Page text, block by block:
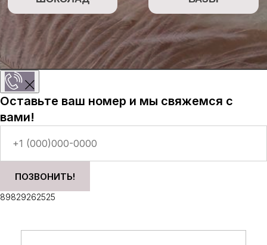
Оставьте ваш номер и мы свяжемся с
вами!
ПОЗВОНИТЬ!
89829262525